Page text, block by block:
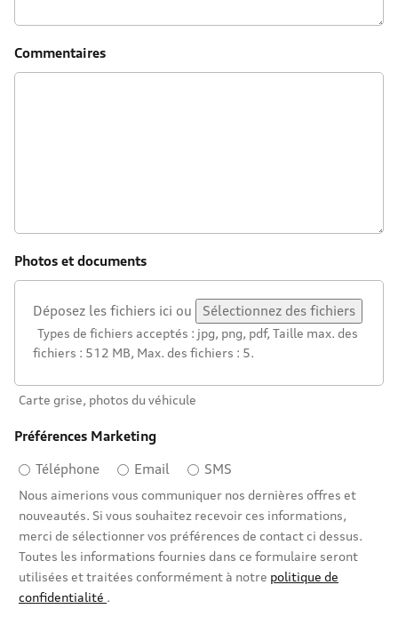
Commentaires
Photos et documents
Déposez les fichiers ici ou Sélectionnez des fichiers
Types de fichiers acceptés : jpg, png, pdf, Taille max. des
fichiers : 512 MB, Max. des fichiers : 5.
Carte grise, photos du véhicule
Préférences Marketing
Téléphone
Email SMS
Nous aimerions vous communiquer nos dernières offres et
nouveautés. Si vous souhaitez recevoir ces informations,
merci de sélectionner vos préférences de contact ci dessus.
Toutes les informations fournies dans ce formulaire seront
utilisées et traitées conformément à notre politique de
confidentialité .